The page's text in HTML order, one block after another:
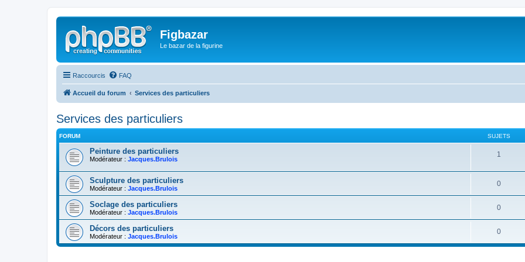
Figbazar
Le bazar de la figurine
Raccourcis FAQ
Accueil du forum Services des particuliers
Services des particuliers
FORUM SUJETS
Peinture des particuliers
Modérateur : Jacques.Brulois
1
Sculpture des particuliers
Modérateur : Jacques.Brulois
0
Soclage des particuliers
Modérateur : Jacques.Brulois
0
Décors des particuliers
Modérateur : Jacques.Brulois
0